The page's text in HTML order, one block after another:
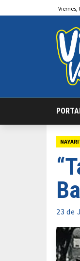
Viernes,
23 de